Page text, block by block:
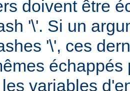
doivent être
'\'. Si un
'\', ces
échappés
variables